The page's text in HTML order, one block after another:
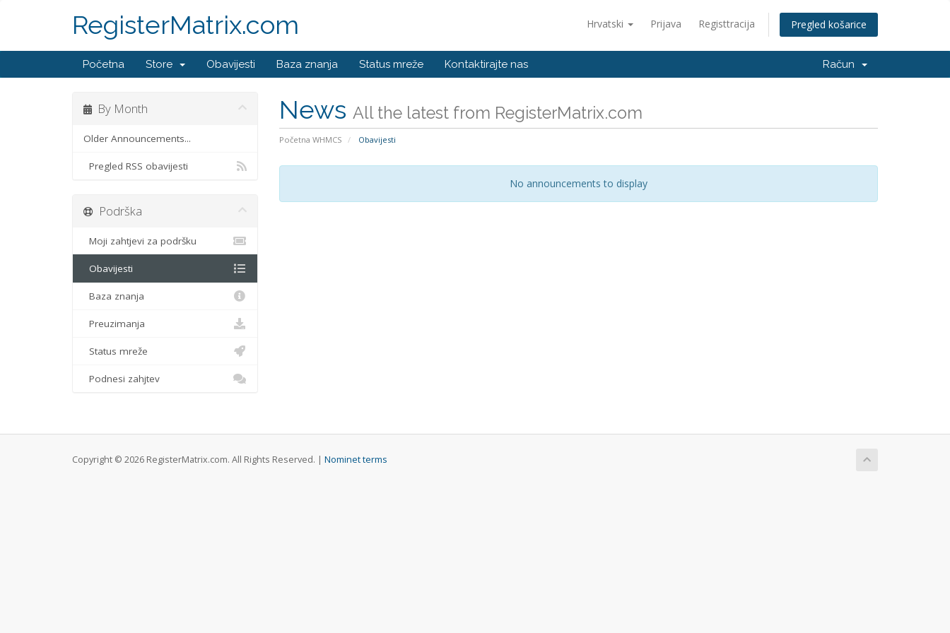
Hrvatski Prijava Registtracija Pregled košarice
RegisterMatrix.com
Početna Store Obavijesti Baza znanja Status mreže Kontaktirajte nas Račun
News All the latest from RegisterMatrix.com
Početna WHMCS Obavijesti
By Month
Older Announcements...
Pregled RSS obavijesti
No announcements to display
Podrška
Moji zahtjevi za podršku
Obavijesti
Baza znanja
Preuzimanja
Status mreže
Podnesi zahjtev
Copyright © 2026 RegisterMatrix.com. All Rights Reserved. | Nominet terms